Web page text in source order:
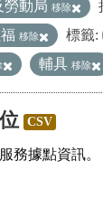
勞動局 移除
移除 標籤:
輔具 移除
CSV
務據點資訊。